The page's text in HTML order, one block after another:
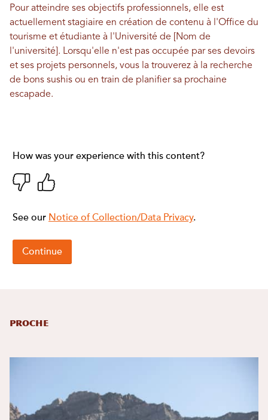
Pour atteindre ses objectifs professionnels, elle est
actuellement stagiaire en création de contenu à l'Office du
tourisme et étudiante à l'Université de [Nom de
l'université]. Lorsqu'elle n'est pas occupée par ses devoirs
et ses projets personnels, vous la trouverez à la recherche
de bons sushis ou en train de planifier sa prochaine
escapade.
Proche